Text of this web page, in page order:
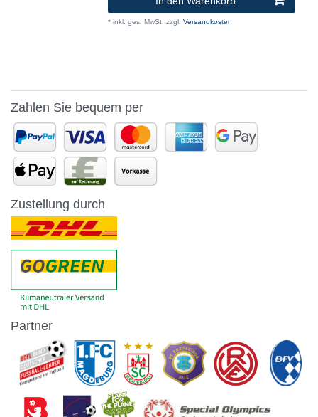
* inkl. ges. MwSt. zzgl. Versandkosten
Zahlen Sie bequem per
Zustellung durch
Partner